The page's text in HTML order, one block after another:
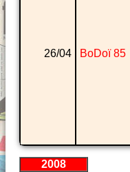
26/04 BoDoï 85
2008